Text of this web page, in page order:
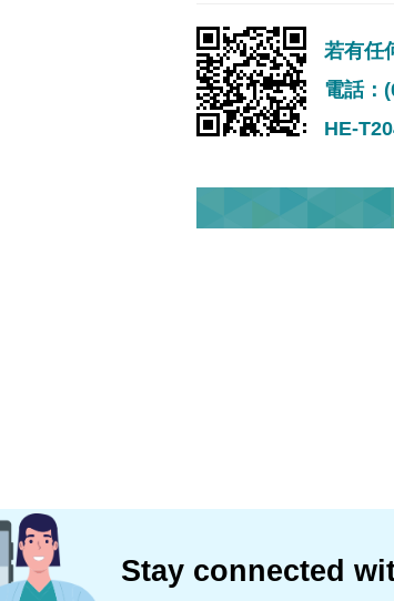
若有任
電話：
HE-
Stay connected